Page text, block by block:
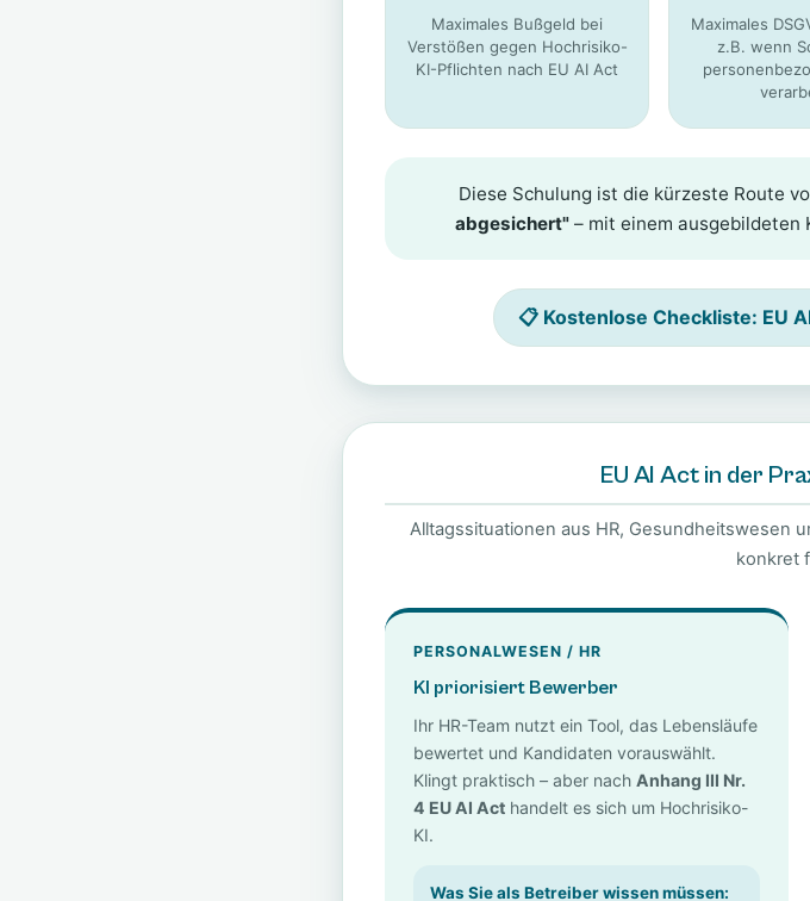
Maximales Bußgeld bei
Verstößen gegen Hochrisiko-
KI-Pflichten nach EU AI Act
Maximales
z.B. wenn
Diese Schulung ist die kürzeste Route
abgesichert" – mit einem ausgebildeten
📋 Kostenlose Checkliste: EU
EU AI Act in der
Alltagssituationen aus HR, Gesundheitswesen
konkret
PERSONALWESEN / HR
KI priorisiert Bewerber
Ihr HR-Team nutzt ein Tool, das Lebensläufe
bewertet und Kandidaten vorauswählt.
Klingt praktisch – aber nach Anhang III Nr.
4 EU AI Act handelt es sich um Hochrisiko-
KI.
Was Sie als Betreiber wissen müssen: